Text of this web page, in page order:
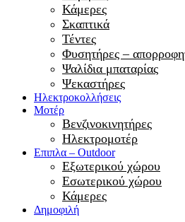
Κάμερες
Σκαπτικά
Τέντες
Φυσητήρες –
Ψαλίδια μπαταρίας
Ψεκαστήρες
Ηλεκτροκολλήσεις
Μοτέρ
Βενζινοκινητήρες
Ηλεκτρομοτέρ
Επιπλα – Outdoor
Εξωτερικού χώρου
Εσωτερικού χώρου
Κάμερες
Δημοφιλή